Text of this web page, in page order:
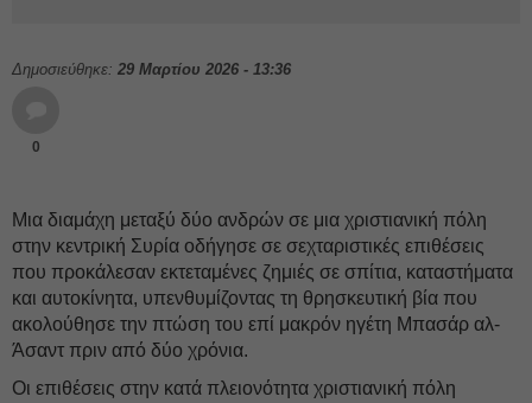
Δημοσιεύθηκε: 29 Μαρτίου 2026 - 13:36
0
Μια διαμάχη μεταξύ δύο ανδρών σε μια χριστιανική πόλη
στην κεντρική Συρία οδήγησε σε σεχταριστικές επιθέσεις
που προκάλεσαν εκτεταμένες ζημιές σε σπίτια, καταστήματα
και αυτοκίνητα, υπενθυμίζοντας τη θρησκευτική βία που
ακολούθησε την πτώση του επί μακρόν ηγέτη Μπασάρ αλ-
Άσαντ πριν από δύο χρόνια.
Οι επιθέσεις στην κατά πλειονότητα χριστιανική πόλη